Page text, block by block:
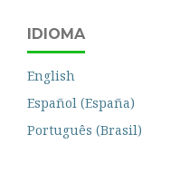
IDIOMA
English
Español (España)
Português (Brasil)